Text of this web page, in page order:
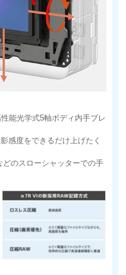
能光学式5軸ボディ内手ブレ
感度をできるだけ上げたく
のスローシャッターでの手